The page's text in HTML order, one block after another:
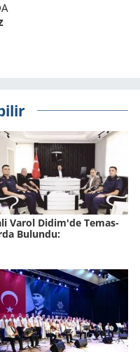
Varol Didim'de Te­mas­
Bu­lun­du: